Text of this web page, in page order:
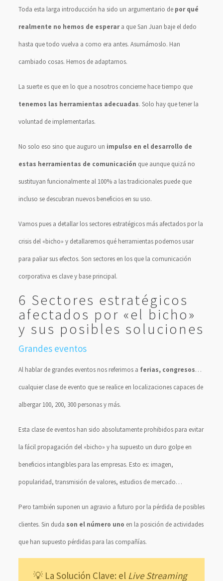
Toda esta larga introducción ha sido un argumentario de por qué
realmente no hemos de esperara que San Juan baje el dedo
hasta que todo vuelva a como era antes. Asumámoslo. Han
cambiado cosas. Hemos de adaptarnos.
La suerte es que en lo que a nosotros concierne hace tiempo que
tenemos las herramientas adecuadas. Solo hay que tener la
voluntad de implementarlas.
No solo eso sino que auguro un impulso en el desarrollo de
estas herramientas de comunicación que aunque quizá no
sustituyan funcionalmente al 100% a las tradicionales puede que
incluso se descubran nuevos beneficios en su uso.
Vamos pues a detallar los sectores estratégicos más afectados por la
crisis del «bicho» y detallaremos qué herramientas podemos usar
para paliar sus efectos. Son sectores en los que la comunicación
corporativa es clave y base principal.
6 Sectores estratégicos
afectados por «el bicho»
y sus posibles soluciones
Grandes eventos
Al hablar de grandes eventos nos referimos a ferias, congresos…
cualquier clase de evento que se realice en localizaciones capaces de
albergar 100, 200, 300 personas y más.
Esta clase de eventos han sido absolutamente prohibidos para evitar
la fácil propagación del «bicho» y ha supuesto un duro golpe en
beneficios intangibles para las empresas. Esto es: imagen,
popularidad, transmisión de valores, estudios de mercado…
Pero también suponen un agravio a futuro por la pérdida de posibles
clientes. Sin duda son el número uno en la posición de actividades
que han supuesto pérdidas para las compañías.
💡 La Solución Clave: el Live Streaming